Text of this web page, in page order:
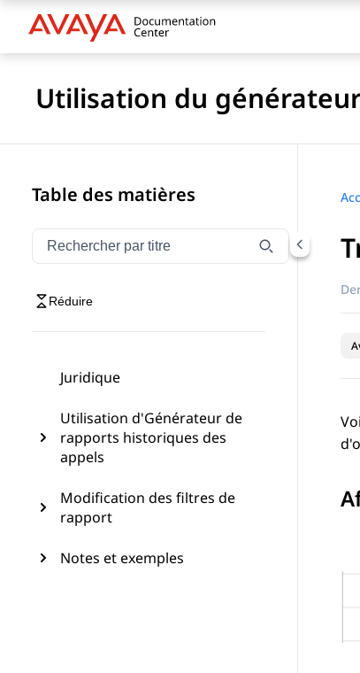
Utilisation du
Table des matières
Filtrer la navigation par titre
Saisissez pour filtrer les éléments de
Réduire
Juridique
Utilisation d'Générateur de
rapports historiques des
appels
Modification des filtres de
rapport
Notes et exemples